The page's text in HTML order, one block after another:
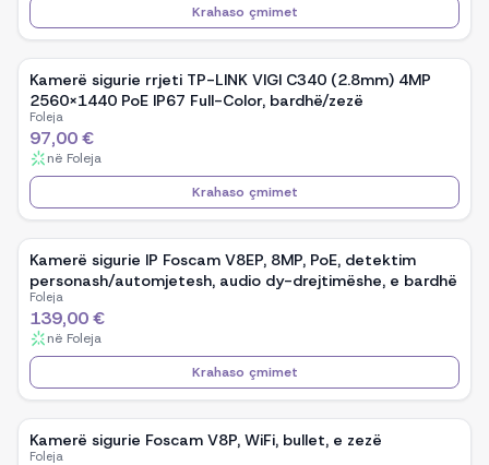
Krahaso çmimet
Kamerë sigurie rrjeti TP-LINK VIGI C340 (2.8mm) 4MP
2560×1440 PoE IP67 Full-Color, bardhë/zezë
Foleja
97,00 €
në Foleja
Krahaso çmimet
Kamerë sigurie IP Foscam V8EP, 8MP, PoE, detektim
personash/automjetesh, audio dy-drejtimëshe, e bardhë
Foleja
139,00 €
në Foleja
Krahaso çmimet
Kamerë sigurie Foscam V8P, WiFi, bullet, e zezë
Foleja